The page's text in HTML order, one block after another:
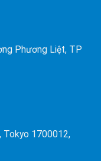
Phương Liệt, TP
Tokyo 1700012,